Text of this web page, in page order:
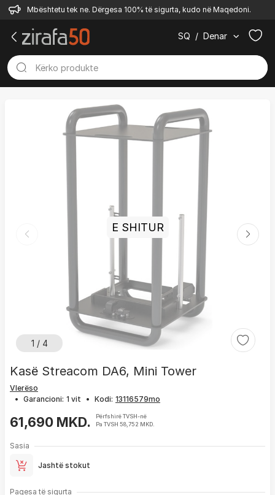
Mbështetu tek ne. Dërgesa 100% të sigurta, kudo në Maqedoni.
SQ / Denar
1 / 4
E SHITUR
Kasë Streacom DA6, Mini Tower
Vlerëso
• Garancioni: 1 vit • Kodi:
61,690 MKD.
Përfshirë TVSH-në
Pa TVSH 58,752 MKD.
Sasia
Jashtë stokut
Pagesa të sigurta